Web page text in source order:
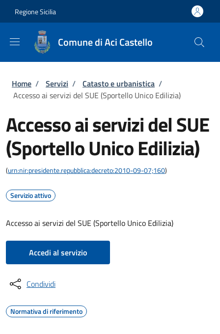
Regione Sicilia
Comune di Aci Castello
Briciole di pane
Home / Servizi / Catasto e urbanistica /
Accesso ai servizi del SUE (Sportello Unico Edilizia)
Accesso ai servizi del SUE
(Sportello Unico Edilizia)
(urn:nir:presidente.repubblica:decreto:2010-09-07;160)
Servizio attivo
Accesso ai servizi del SUE (Sportello Unico Edilizia)
Accedi al servizio
Condividi
Normativa di riferimento